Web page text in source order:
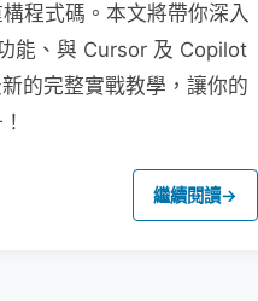
程式碼。本文將帶你深入
能、與 Cursor 及 Copilot
的完整實戰教學，讓你的
繼續閱讀→